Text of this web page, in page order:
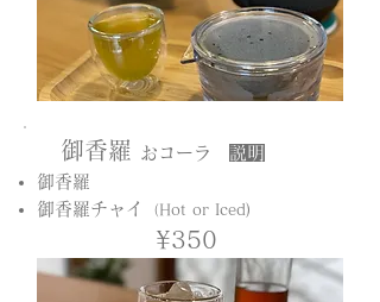
御香羅 おコーラ 説明
御香羅
御香羅チャイ
（Hot or Iced)
¥350